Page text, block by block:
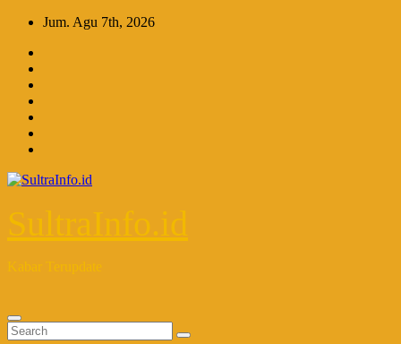
Skip
content
Jum. Agu 7th, 2026
SultraInfo.id
Kabar Terupdate